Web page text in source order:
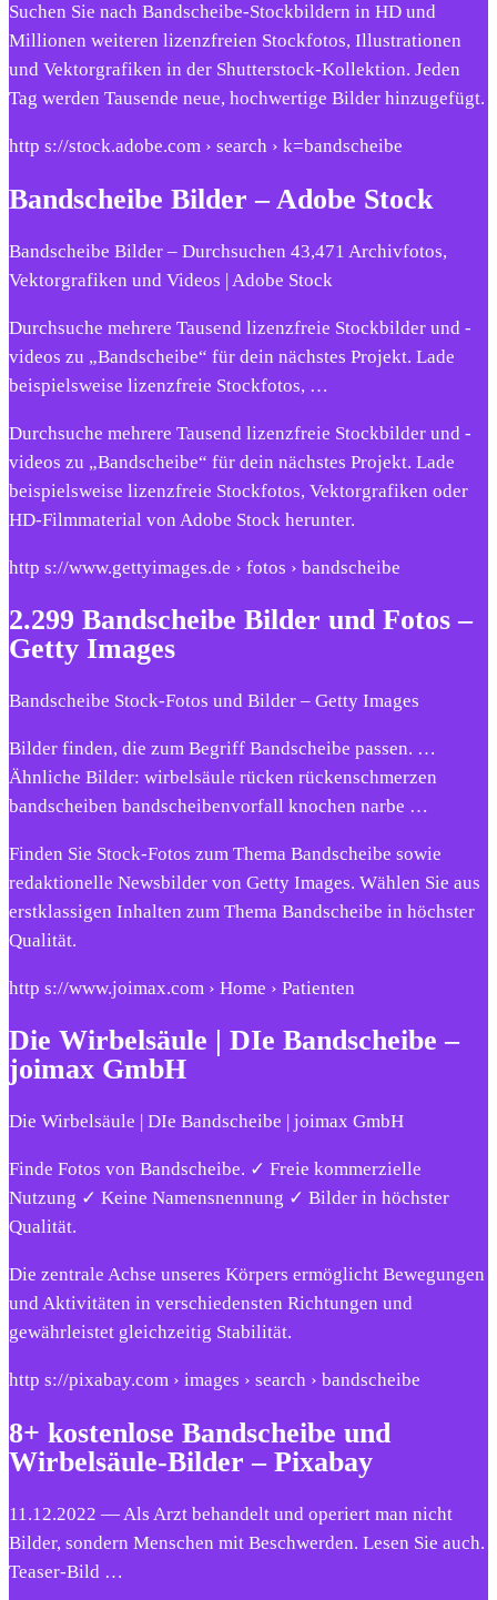
Suchen Sie nach Bandscheibe-Stockbildern in HD und
Millionen weiteren lizenzfreien Stockfotos, Illustrationen
und Vektorgrafiken in der Shutterstock-Kollektion. Jeden
Tag werden Tausende neue, hochwertige Bilder hinzugefügt.
http s://stock.adobe.com › search › k=bandscheibe
Bandscheibe Bilder – Adobe Stock
Bandscheibe Bilder – Durchsuchen 43,471 Archivfotos,
Vektorgrafiken und Videos | Adobe Stock
Durchsuche mehrere Tausend lizenzfreie Stockbilder und -
videos zu „Bandscheibe“ für dein nächstes Projekt. Lade
beispielsweise lizenzfreie Stockfotos, …
Durchsuche mehrere Tausend lizenzfreie Stockbilder und -
videos zu „Bandscheibe“ für dein nächstes Projekt. Lade
beispielsweise lizenzfreie Stockfotos, Vektorgrafiken oder
HD-Filmmaterial von Adobe Stock herunter.
http s://www.gettyimages.de › fotos › bandscheibe
2.299 Bandscheibe Bilder und Fotos –
Getty Images
Bandscheibe Stock-Fotos und Bilder – Getty Images
Bilder finden, die zum Begriff Bandscheibe passen. …
Ähnliche Bilder: wirbelsäule rücken rückenschmerzen
bandscheiben bandscheibenvorfall knochen narbe …
Finden Sie Stock-Fotos zum Thema Bandscheibe sowie
redaktionelle Newsbilder von Getty Images. Wählen Sie aus
erstklassigen Inhalten zum Thema Bandscheibe in höchster
Qualität.
http s://www.joimax.com › Home › Patienten
Die Wirbelsäule | DIe Bandscheibe –
joimax GmbH
Die Wirbelsäule | DIe Bandscheibe | joimax GmbH
Finde Fotos von Bandscheibe. ✓ Freie kommerzielle
Nutzung ✓ Keine Namensnennung ✓ Bilder in höchster
Qualität.
Die zentrale Achse unseres Körpers ermöglicht Bewegungen
und Aktivitäten in verschiedensten Richtungen und
gewährleistet gleichzeitig Stabilität.
http s://pixabay.com › images › search › bandscheibe
8+ kostenlose Bandscheibe und
Wirbelsäule-Bilder – Pixabay
11.12.2022 — Als Arzt behandelt und operiert man nicht
Bilder, sondern Menschen mit Beschwerden. Lesen Sie auch.
Teaser-Bild …